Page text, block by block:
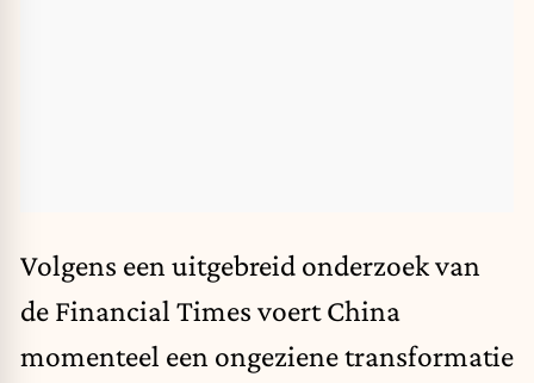
Volgens een uitgebreid onderzoek van
de Financial Times voert China
momenteel een ongeziene transformatie